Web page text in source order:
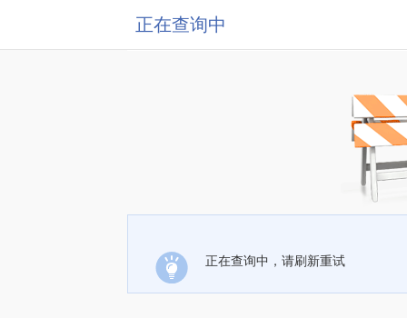
正在查询中
正在查询中，请刷新重试